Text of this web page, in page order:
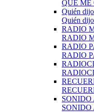
QUÉ ME
Quién
Quién
RADIO
RADIO
RADIO
RADIO